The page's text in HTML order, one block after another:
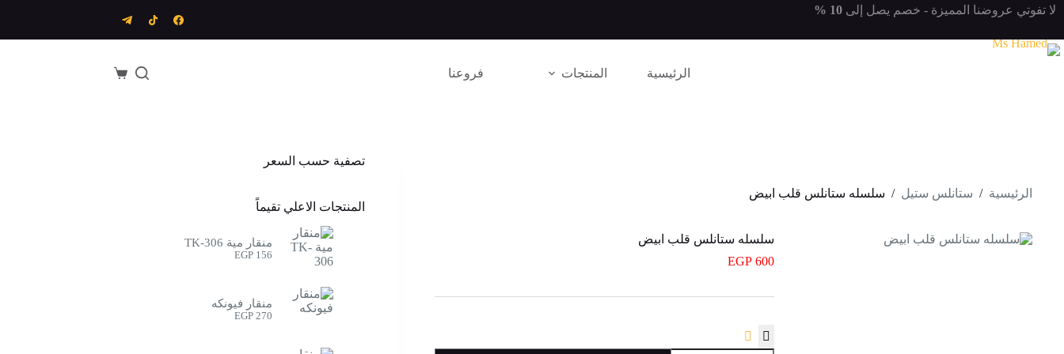
التجاوز
لا تفوتي عروضنا المميزة - خصم يصل إلى
الرئيسية المنتجات فروعنا
عربة
الرئيسية / ستانلس ستيل / سلسله ستانلس قلب ابيض
سلسله ستانلس قلب ابيض
EGP 600
تصفية حسب السعر
المنتجات الاعلي تقيماً
منقار مية TK-306
EGP156
منقار فيونكه
EGP270